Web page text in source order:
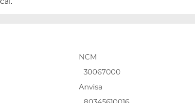
NCM
30067000
Anvisa